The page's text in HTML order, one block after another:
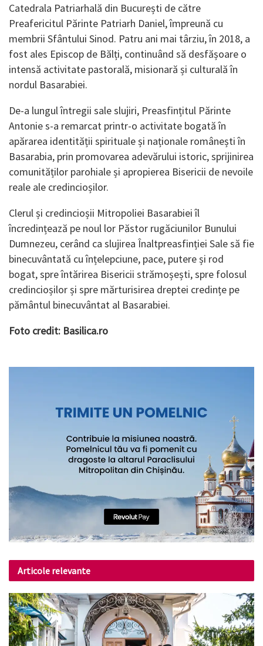
Catedrala Patriarhală din București de către
Preafericitul Părinte Patriarh Daniel, împreună cu
membrii Sfântului Sinod. Patru ani mai târziu, în 2018, a
fost ales Episcop de Bălți, continuând să desfășoare o
intensă activitate pastorală, misionară și culturală în
nordul Basarabiei.
De-a lungul întregii sale slujiri, Preasfințitul Părinte
Antonie s-a remarcat printr-o activitate bogată în
apărarea identității spirituale și naționale românești în
Basarabia, prin promovarea adevărului istoric, sprijinirea
comunităților parohiale și apropierea Bisericii de nevoile
reale ale credincioșilor.
Clerul și credincioșii Mitropoliei Basarabiei îl
încredințează pe noul lor Păstor rugăciunilor Bunului
Dumnezeu, cerând ca slujirea Înaltpreasfinției Sale să fie
binecuvântată cu înțelepciune, pace, putere și rod
bogat, spre întărirea Bisericii strămoșești, spre folosul
credincioșilor și spre mărturisirea dreptei credințe pe
pământul binecuvântat al Basarabiei.
Foto credit: Basilica.ro
Articole relevante